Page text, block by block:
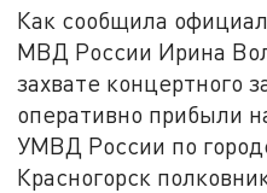
Как сообщила
МВД России Ирина
захвате концертного
оперативно прибыли
УМВД России по
Красногорск